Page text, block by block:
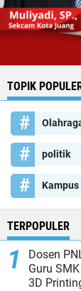
TOPIK
politik
Kampus
TERPOPULER
Dosen
Guru
3D